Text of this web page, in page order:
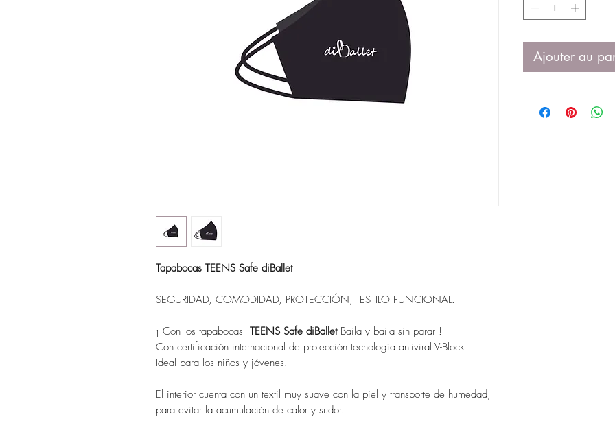
Tapabocas TEENS Safe diBallet
SEGURIDAD, COMODIDAD, PROTECCIÓN, ESTILO FUNCIONAL.
¡ Con los tapabocas TEENS Safe diBalletBaila y baila sin parar !
Con certificación internacional de protección tecnología antiviral V-Block
Ideal para los niños y jóvenes.
El interior cuenta con un textil muy suave con la piel y transporte de humedad,
para evitar la acumulación de calor y sudor.
Ajouter au